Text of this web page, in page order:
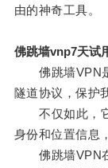
由的神奇工具。
佛跳墙vnp7天试
佛跳墙VPN是
隧道协议，保护
不仅如此，它
身份和位置信息
佛跳墙VPN在